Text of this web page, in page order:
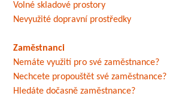
Volné skladové prostory
Nevyužité dopravní prostředky
Zaměstnanci
Nemáte využití pro své zaměstnance?
Nechcete propouštět své zaměstnance?
Hledáte dočasně zaměstnance?